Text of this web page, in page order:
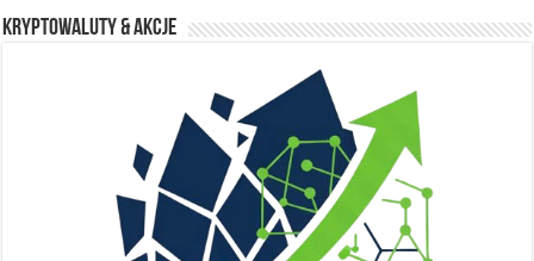
Kryptowaluty & Akcje